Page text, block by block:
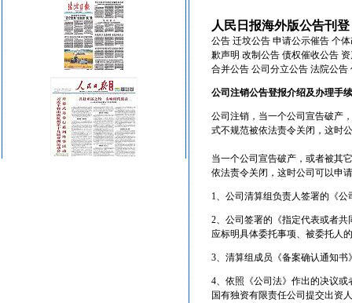
人民日报海外版公告刊
公告 迁坟公告 申请公示催告 个
歉声明 改制公告 债权催收公告
合并公告 公司分立公告 法院公告
公司注销公告登报介绍及办理手
公司注销，当一个公司宣告破产
式不规范被依法责令关闭，这时
当一个公司宣告破产，或者被其
依法责令关闭，这时公司可以申
1、公司清算组负责人签署的《
2、公司签署的《指定代表或者
应标明具体委托事项、被委托人
3、清算组成员《备案确认通知书
4、依照《公司法》作出的决议或
国有独资有限责任公司提交出资